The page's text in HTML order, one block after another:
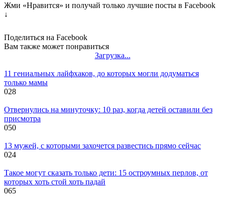
Жми «Нравится» и получай только лучшие посты в Facebook
↓
Поделиться на Facebook
Вам также может понравиться
Загрузка...
11 гениальных лайфхаков, до которых могли додуматься
только мамы
028
Отвернулись на минуточку: 10 раз, когда детей оставили без
присмотра
050
13 мужей, с которыми захочется развестись прямо сейчас
024
Такое могут сказать только дети: 15 остроумных перлов, от
которых хоть стой хоть падай
065